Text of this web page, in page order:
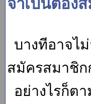
จำเป็นต้อง
บางทีอาจไ
สมัครสมาชิ
อย่างไรก็ต